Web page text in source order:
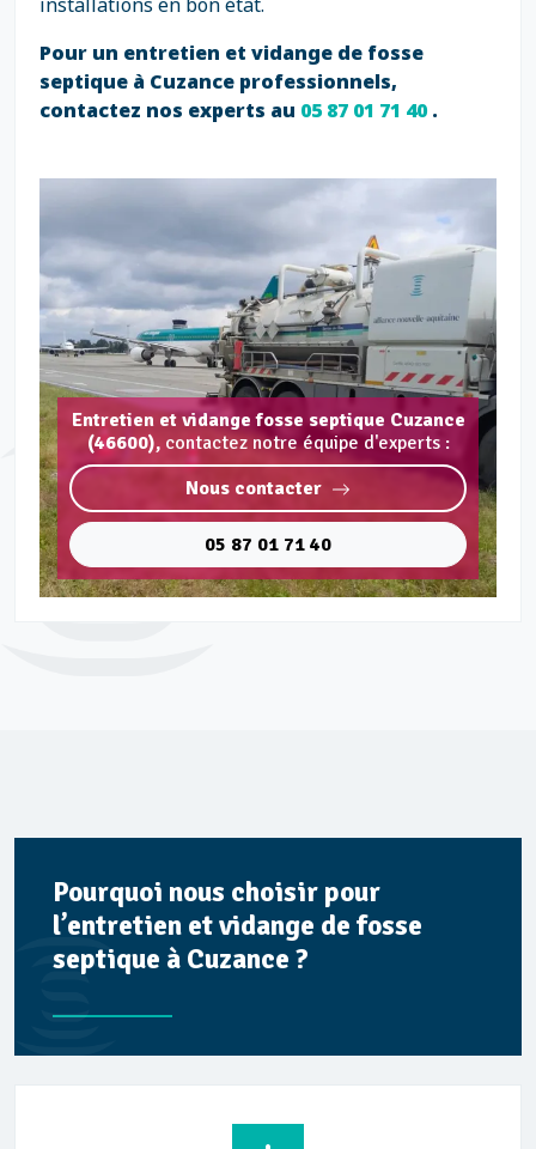
Pour un entretien et vidange de fosse
septique à Cuzance professionnels,
contactez nos experts au 05 87 01 71 40.
Entretien et vidange fosse septique Cuzance
(46600), contactez notre équipe d'experts :
Nous contacter
05 87 01 71 40
Pourquoi nous choisir pour
l’entretien et vidange de fosse
septique à Cuzance ?